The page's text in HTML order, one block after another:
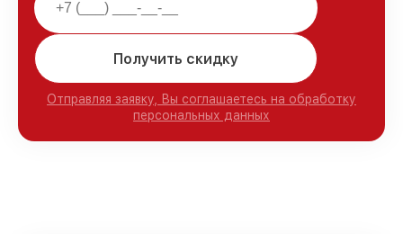
Получить скидку
Отправляя заявку, Вы соглашаетесь на обработку
персональных данных